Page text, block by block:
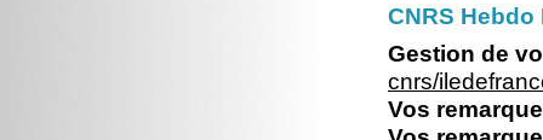
CNRS
Gestion de
cnrs/
Vos